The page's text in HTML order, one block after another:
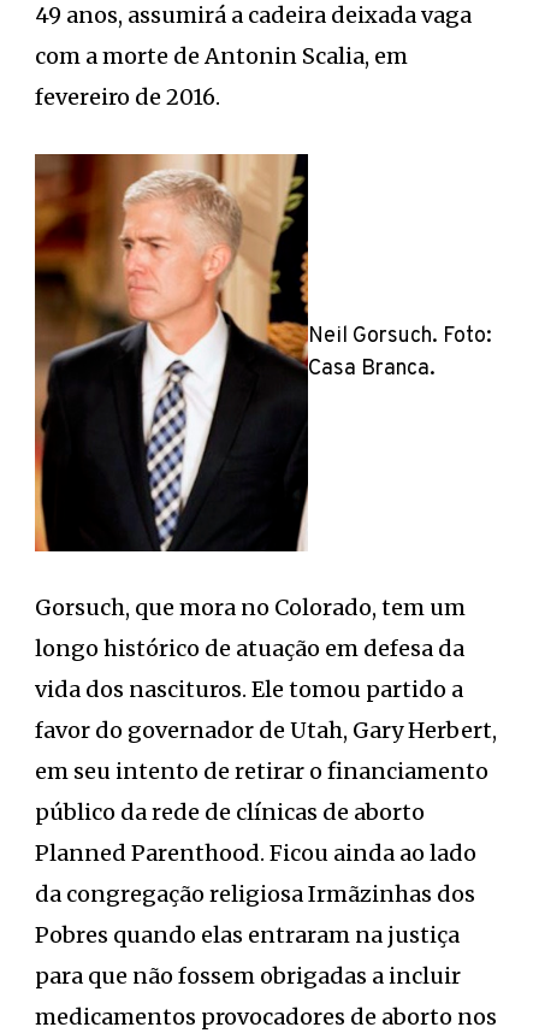
49 anos, assumirá a cadeira deixada vaga
com a morte de Antonin Scalia, em
fevereiro de 2016.
Neil Gorsuch. Foto:
Casa Branca.
Gorsuch, que mora no Colorado, tem um
longo histórico de atuação em defesa da
vida dos nascituros. Ele tomou partido a
favor do governador de Utah, Gary Herbert,
em seu intento de retirar o financiamento
público da rede de clínicas de aborto
Planned Parenthood. Ficou ainda ao lado
da congregação religiosa Irmãzinhas dos
Pobres quando elas entraram na justiça
para que não fossem obrigadas a incluir
medicamentos provocadores de aborto nos